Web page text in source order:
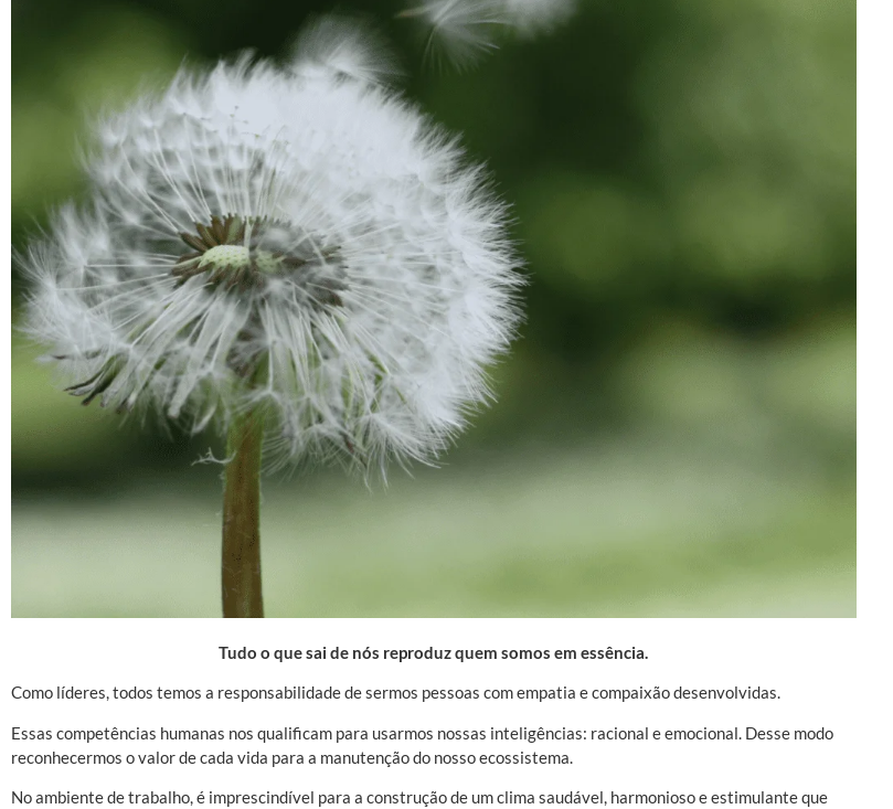
Tudo o que sai de nós reproduz quem somos em essência.
Como líderes, todos temos a responsabilidade de sermos pessoas com empatia e compaixão desenvolvidas.
Essas competências humanas nos qualificam para usarmos nossas inteligências: racional e emocional. Desse modo
reconhecermos o valor de cada vida para a manutenção do nosso ecossistema.
No ambiente de trabalho, é imprescindível para a construção de um clima saudável, harmonioso e estimulante que